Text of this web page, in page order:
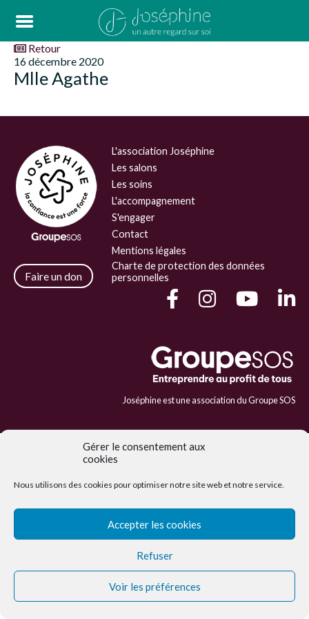
Gérer le consentement aux
cookies
Nous utilisons des cookies pour optimiser notre site web et notre service.
Accepter les cookies
Refuser
Voir les préférences
Retour
16 décembre 2020
Mlle Agathe
Faire un don
L'association Joséphine
Les salons
Les soins
L'accompagnement
S'engager
Contact
Mentions légales
Charte de protection des données
personnelles
Joséphine est une association du Groupe SOS